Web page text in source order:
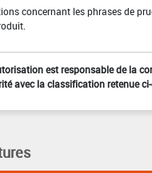
concernant les phrases de
est responsable de la
avec la classification retenue